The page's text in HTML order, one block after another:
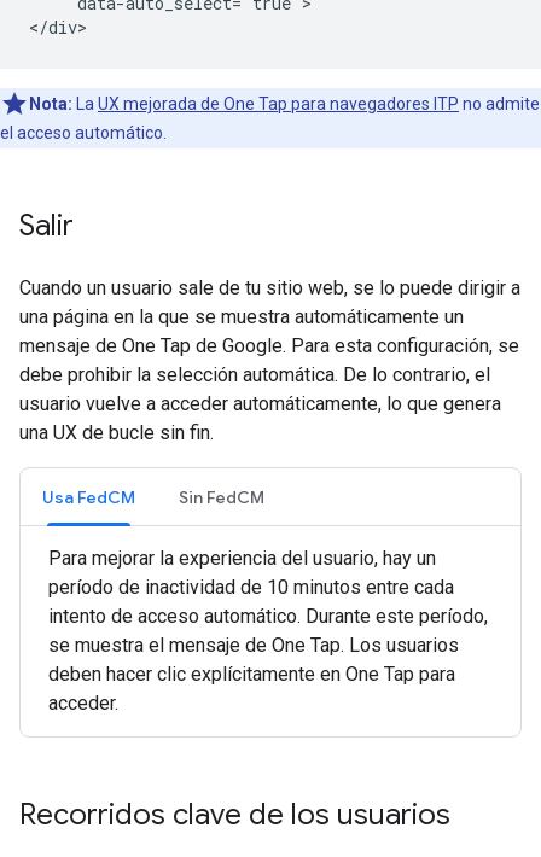
Nota: La UX mejorada de One Tap para navegadores ITP no admite
el acceso automático.
Salir
Cuando un usuario sale de tu sitio web, se lo puede dirigir a
una página en la que se muestra automáticamente un
mensaje de One Tap de Google. Para esta configuración, se
debe prohibir la selección automática. De lo contrario, el
usuario vuelve a acceder automáticamente, lo que genera
una UX de bucle sin fin.
Usa FedCM Sin FedCM
Para mejorar la experiencia del usuario, hay un
período de inactividad de 10 minutos entre cada
intento de acceso automático. Durante este período,
se muestra el mensaje de One Tap. Los usuarios
deben hacer clic explícitamente en One Tap para
acceder.
Recorridos clave de los usuarios